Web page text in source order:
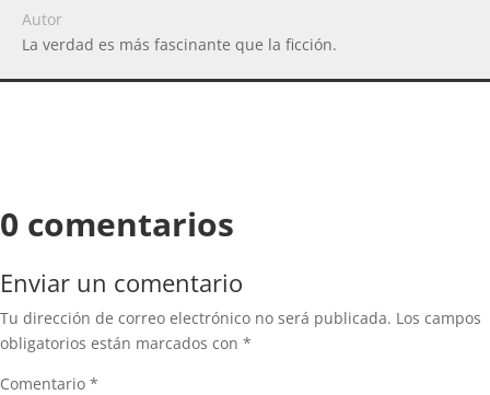
Autor
La verdad es más fascinante que la ficción.
0 comentarios
Enviar un comentario
Tu dirección de correo electrónico no será publicada. Los campos
obligatorios están marcados con *
Comentario *